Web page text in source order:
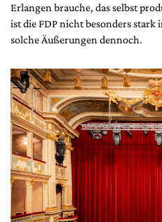
Erlangen brauche, das selbst
ist die FDP nicht besonders stark
solche Äußerungen dennoch.